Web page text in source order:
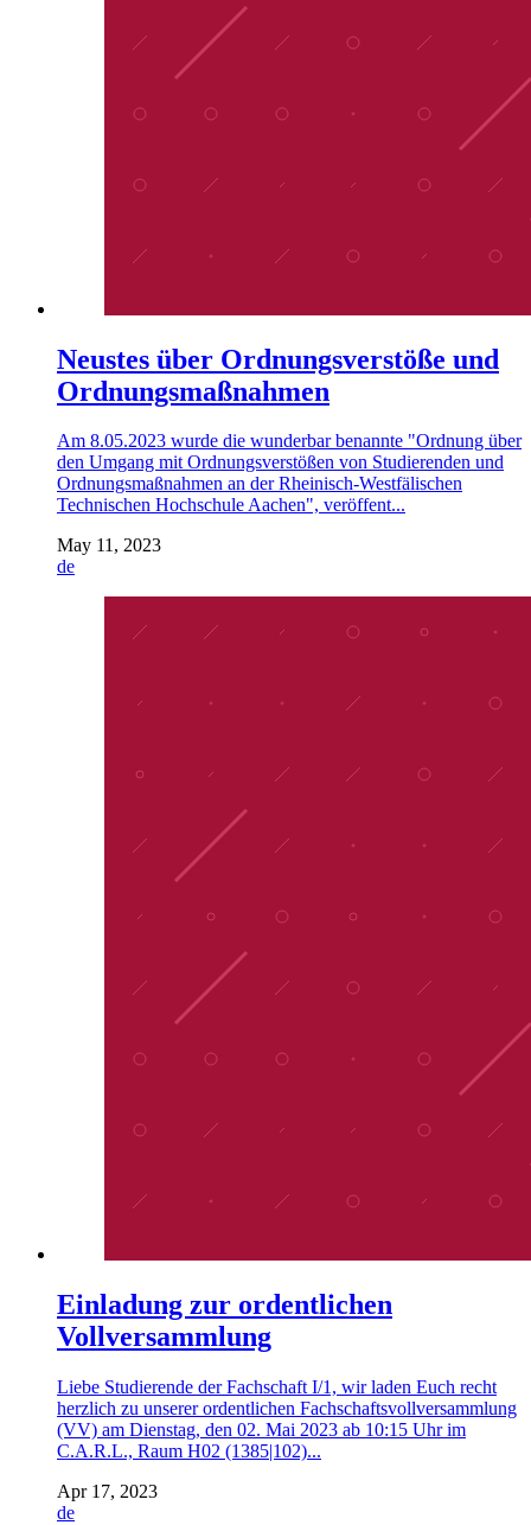
Neustes über Ordnungsverstöße und
Ordnungsmaßnahmen
Am 8.05.2023 wurde die wunderbar benannte "Ordnung über
den Umgang mit Ordnungsverstößen von Studierenden und
Ordnungsmaßnahmen an der Rheinisch-Westfälischen
Technischen Hochschule Aachen", veröffent...
May 11, 2023
de
Einladung zur ordentlichen
Vollversammlung
Liebe Studierende der Fachschaft I/1, wir laden Euch recht
herzlich zu unserer ordentlichen Fachschaftsvollversammlung
(VV) am Dienstag, den 02. Mai 2023 ab 10:15 Uhr im
C.A.R.L., Raum H02 (1385|102)...
Apr 17, 2023
de